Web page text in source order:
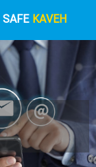
SAFE KAVEH